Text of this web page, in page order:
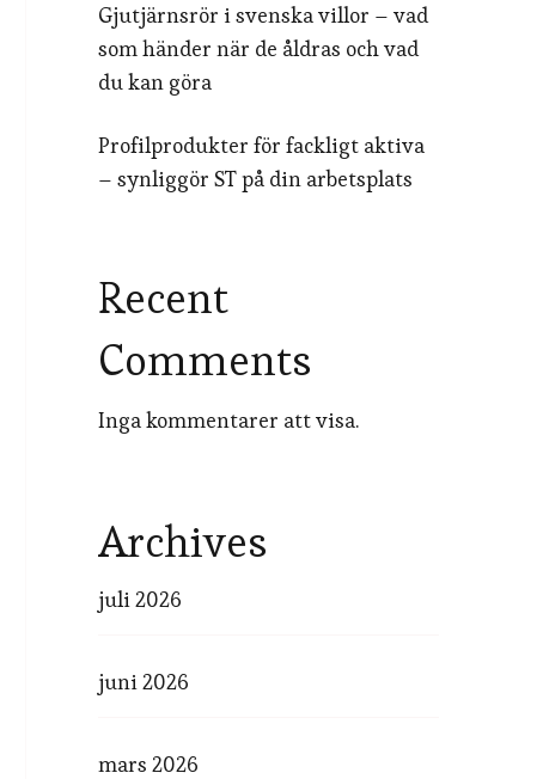
Gjutjärnsrör i svenska villor – vad
som händer när de åldras och vad
du kan göra
Profilprodukter för fackligt aktiva
– synliggör ST på din arbetsplats
Recent
Comments
Inga kommentarer att visa.
Archives
juli 2026
juni 2026
mars 2026